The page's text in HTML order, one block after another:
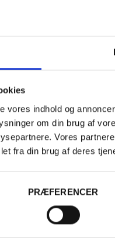
vores indhold og
om din brug af
Vores
fra din brug af deres
PRÆFERENCER